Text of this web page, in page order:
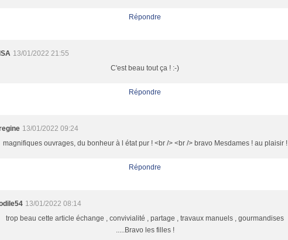
Répondre
13/01/2022 21:55
C'est beau tout ça ! :-)
Répondre
13/01/2022 09:24
magnifiques ouvrages, du bonheur à l état pur ! <br /> <br /> bravo Mesdames ! au plaisir !
Répondre
13/01/2022 08:14
trop beau cette article échange , convivialité , partage , travaux manuels , gourmandises
.....Bravo les filles !